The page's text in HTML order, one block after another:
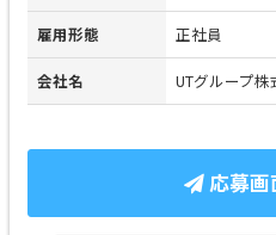
雇用形態 正社員
会社名 UTグループ株
応募